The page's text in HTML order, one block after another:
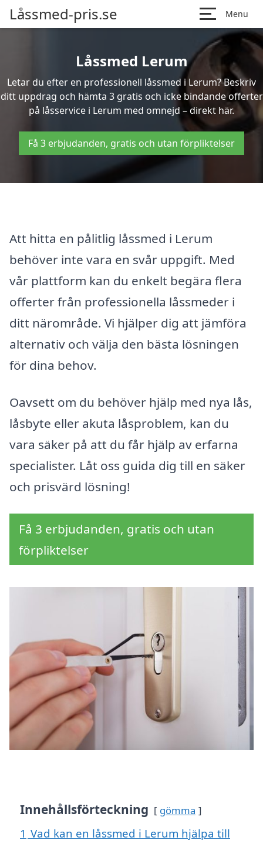
Låssmed-pris.se Menu
Låssmed Lerum
Letar du efter en professionell låssmed i Lerum? Beskriv
ditt uppdrag och hämta 3 gratis och icke bindande offerter
på låsservice i Lerum med omnejd – direkt här.
Få 3 erbjudanden, gratis och utan förpliktelser
Att hitta en pålitlig låssmed i Lerum
behöver inte vara en svår uppgift. Med
vår plattform kan du enkelt begära flera
offerter från professionella låssmeder i
ditt närområde. Vi hjälper dig att jämföra
alternativ och välja den bästa lösningen
för dina behov.
Oavsett om du behöver hjälp med nya lås,
låsbyte eller akuta låsproblem, kan du
vara säker på att du får hjälp av erfarna
specialister. Låt oss guida dig till en säker
och prisvärd lösning!
Få 3 erbjudanden, gratis och utan
förpliktelser
Innehållsförteckning gömma
1 Vad kan en låssmed i Lerum hjälpa till